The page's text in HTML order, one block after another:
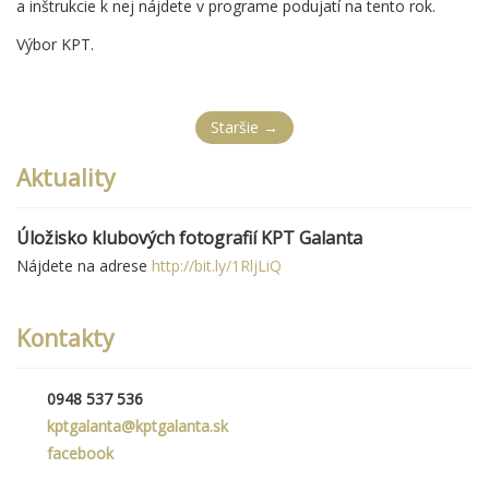
a inštrukcie k nej nájdete v programe podujatí na tento rok.
Výbor KPT.
Staršie →
Aktuality
Úložisko klubových fotografií KPT Galanta
Nájdete na adrese http://bit.ly/1RljLiQ
Kontakty
0948 537 536
kptgalanta@kptgalanta.sk
facebook